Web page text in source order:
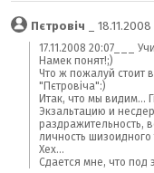
Пєтровіч _ 18.11.2008
17.11.2008 20:07___
Намек понят!;)
Что ж пожалуй стоит
"Пєтровіча":)
Итак, что мы видим...
Экзальтацию и
раздражительность,
личность шизоидного
Хех...
Сдается мне, что под